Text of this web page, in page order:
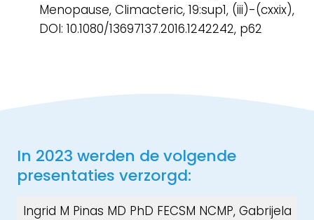
Menopause, Climacteric, 19:sup1, (iii)-(cxxix),
DOI: 10.1080/13697137.2016.1242242, p62
In 2023 werden de volgende
presentaties verzorgd:
Ingrid M Pinas MD PhD FECSM NCMP, Gabrijela